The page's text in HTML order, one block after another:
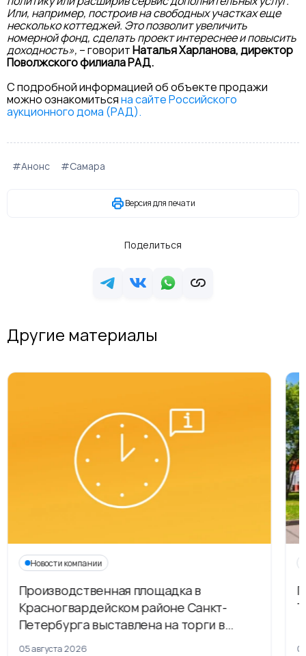
Или, например, построив на свободных участках еще
несколько коттеджей. Это позволит увеличить
номерной фонд, сделать проект интереснее и повысить
доходность», – говоритНаталья Харланова, директор
Поволжского филиала РАД.
С подробной информацией об объекте продажи
можно ознакомитьсяна сайте Российского
аукционного дома (РАД).
#Анонс #Самара
Версия для печати
Поделиться
Другие материалы
Новости компании
Производственная площадка в
Красногвардейском районе Санкт-
Петербурга выставлена на торги в
рамках приватизации
05 августа 2026